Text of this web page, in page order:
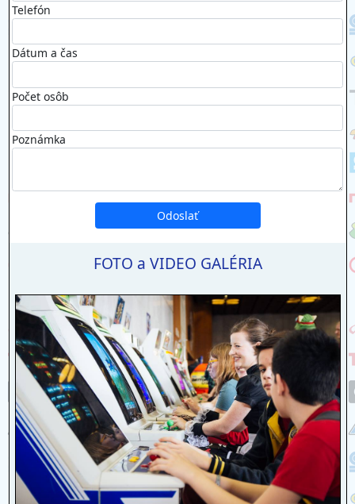
Telefón
Dátum a čas
Počet osôb
Poznámka
FOTO a VIDEO GALÉRIA